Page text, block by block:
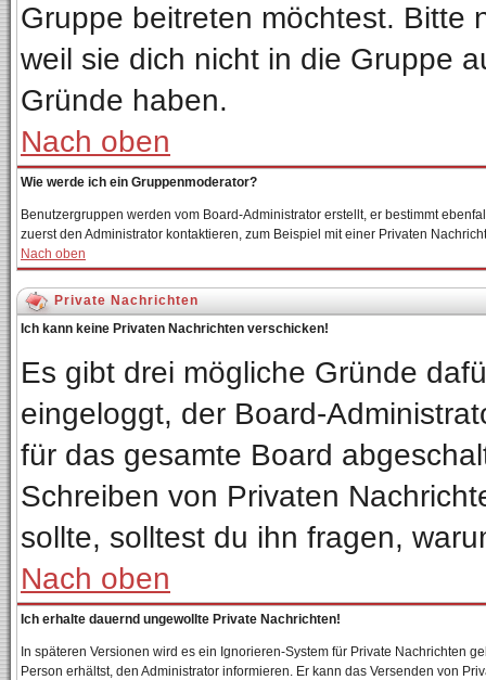
Gruppe beitreten möchtest. Bitte
weil sie dich nicht in die Gruppe
Gründe haben.
Nach oben
Wie werde ich ein Gruppenmoderator?
Benutzergruppen werden vom Board-Administrator erstellt, er bestimmt
zuerst den Administrator kontaktieren, zum Beispiel mit einer Privaten
Nach oben
Private Nachrichten
Ich kann keine Privaten Nachrichten verschicken!
Es gibt drei mögliche Gründe
eingeloggt, der Board-
für das gesamte Board
Schreiben von Privaten
sollte, solltest du ihn fragen,
Nach oben
Ich erhalte dauernd ungewollte Private Nachrichten!
In späteren Versionen wird es ein Ignorieren-System für Private Nachrichten
Person erhältst, den Administrator informieren. Er kann das Versenden von